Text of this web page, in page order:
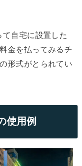
自宅に設置した
金を払ってみるチ
形式がとられてい
使用例